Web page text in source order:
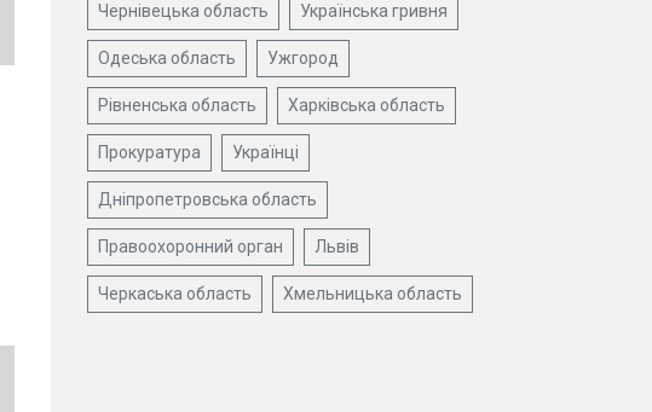
Чернівецька область Українська гривня
Одеська область Ужгород
Рівненська область Харківська область
Прокуратура Українці
Дніпропетровська область
Правоохоронний орган Львів
Черкаська область Хмельницька область